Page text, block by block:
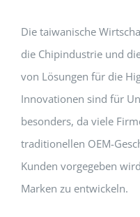
Die taiwanische
die Chipindustrie und
von Lösungen für die
Innovationen sind für
besonders, da viele
traditionellen OEM-
Kunden vorgegeben
Marken zu entwickeln.